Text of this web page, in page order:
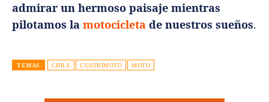
admirar un hermoso paisaje mientras
pilotamos la motocicleta de nuestros sueños.
TEMAS CHILE CUATRIMOTO MOTO